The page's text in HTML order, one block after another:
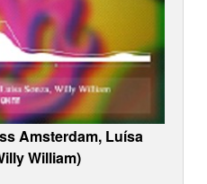
Amsterdam, Luísa
William)